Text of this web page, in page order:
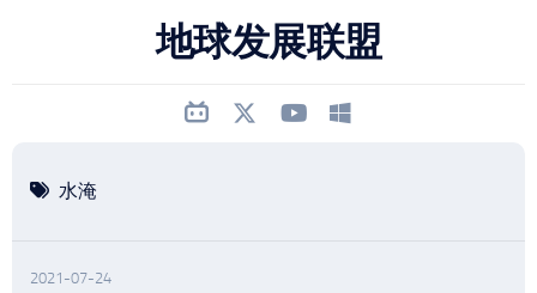
地球发展联盟
水淹
2021-07-24